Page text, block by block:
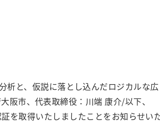
析と、仮説に落とし込んだロジカルな広
市、代表取締役：川端 康介/以下、
を取得いたしましたことをお知らせい